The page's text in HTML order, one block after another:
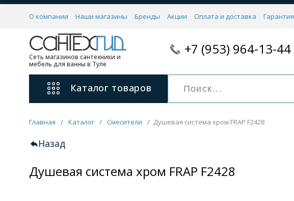
О компании Наши магазины Бренды Акции Оплата и доставка Гарантия
Сеть магазинов сантехники и
мебель для ванны в Туле
+7 (953) 964-13-44
Каталог товаров
Для ванны с душем Для раковины Для кухни
Главная / Каталог / Смесители / Душевая система хром FRAP F2428
Назад
Душевая система хром FRAP F2428